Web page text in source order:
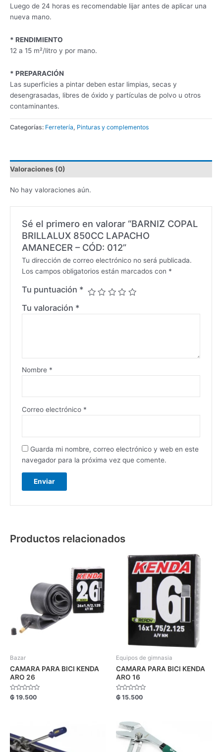
Luego de 24 horas es recomendable lijar antes de aplicar una
nueva mano.
* RENDIMIENTO
12 a 15 m²/litro y por mano.
* PREPARACIÓN
Las superficies a pintar deben estar limpias, secas y
desengrasadas, libres de óxido y partículas de polvo u otros
contaminantes.
Categorías: Ferretería, Pinturas y complementos
Valoraciones (0)
No hay valoraciones aún.
Sé el primero en valorar “BARNIZ COPAL
BRILLALUX 850CC LAPACHO
AMANECER – CÓD: 012”
Tu dirección de correo electrónico no será publicada.
Los campos obligatorios están marcados con *
Tu puntuación *
Tu valoración *
Nombre *
Correo electrónico *
Guarda mi nombre, correo electrónico y web en este
navegador para la próxima vez que comente.
Productos relacionados
Bazar
CAMARA PARA BICI KENDA
ARO 26
Valorado
con
₲ 19.500
Equipos de gimnasia
CAMARA PARA BICI KENDA
ARO 16
Valorado
con
₲ 15.500